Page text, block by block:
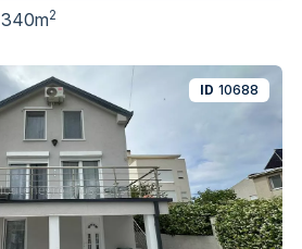
340m2
ID 10688